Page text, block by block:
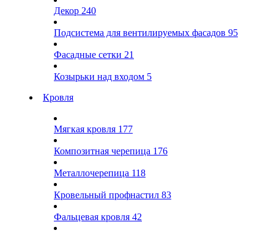
Декор 240
Подсистема для вентилируемых фасадов 95
Фасадные сетки 21
Козырьки над входом 5
Кровля
Мягкая кровля 177
Композитная черепица 176
Металлочерепица 118
Кровельный профнастил 83
Фальцевая кровля 42